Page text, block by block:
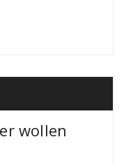
wollen